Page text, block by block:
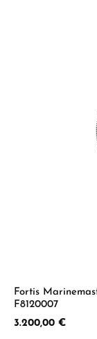
Fortis
F8120007
Regulärer Preis:
3.200,00 €